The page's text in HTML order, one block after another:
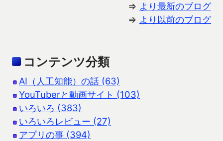
⇒ より最新のブログ
⇒ より以前のブログ
コンテンツ分類
AI（人工知能）の話 (63)
YouTuberと動画サイト (103)
いろいろ (383)
いろいろレビュー (27)
アプリの事 (394)